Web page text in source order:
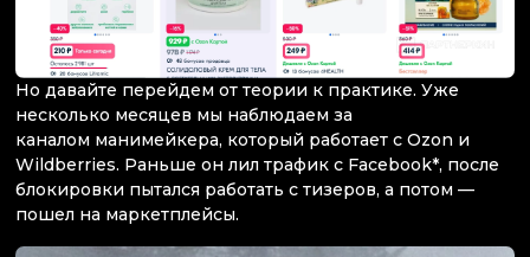
Но давайте перейдем от теории к практике. Уже
несколько месяцев мы наблюдаем за
каналом манимейкера, который работает с Ozon и
Wildberries. Раньше он лил трафик с Facebook*, после
блокировки пытался работать с тизеров, а потом —
пошел на маркетплейсы.